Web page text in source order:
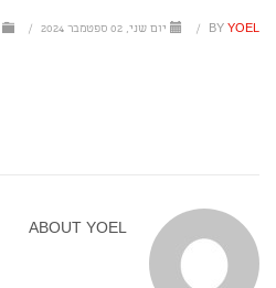
BY YOEL
/ יום שני, 02 ספטמבר 2024 /
ABOUT YOEL